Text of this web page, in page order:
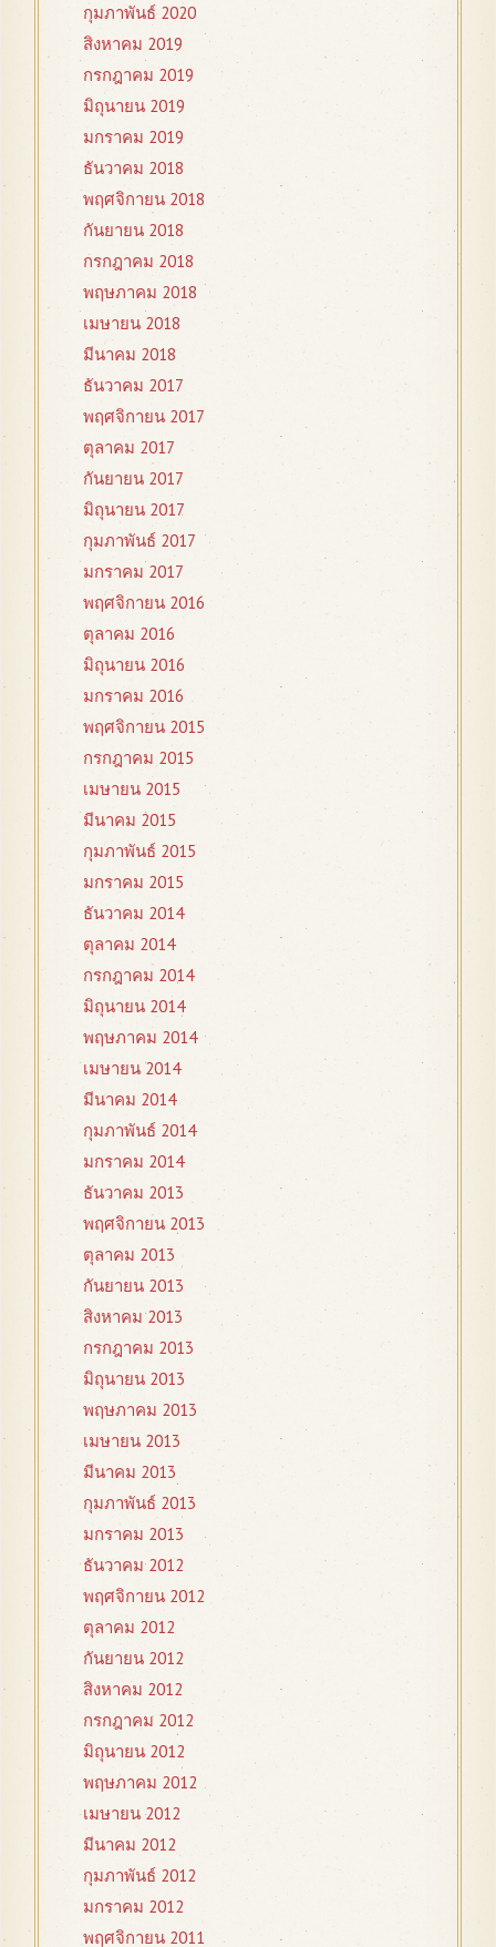
กุมภาพันธ์ 2020
สิงหาคม 2019
กรกฎาคม 2019
มิถุนายน 2019
มกราคม 2019
ธันวาคม 2018
พฤศจิกายน 2018
กันยายน 2018
กรกฎาคม 2018
พฤษภาคม 2018
เมษายน 2018
มีนาคม 2018
ธันวาคม 2017
พฤศจิกายน 2017
ตุลาคม 2017
กันยายน 2017
มิถุนายน 2017
กุมภาพันธ์ 2017
มกราคม 2017
พฤศจิกายน 2016
ตุลาคม 2016
มิถุนายน 2016
มกราคม 2016
พฤศจิกายน 2015
กรกฎาคม 2015
เมษายน 2015
มีนาคม 2015
กุมภาพันธ์ 2015
มกราคม 2015
ธันวาคม 2014
ตุลาคม 2014
กรกฎาคม 2014
มิถุนายน 2014
พฤษภาคม 2014
เมษายน 2014
มีนาคม 2014
กุมภาพันธ์ 2014
มกราคม 2014
ธันวาคม 2013
พฤศจิกายน 2013
ตุลาคม 2013
กันยายน 2013
สิงหาคม 2013
กรกฎาคม 2013
มิถุนายน 2013
พฤษภาคม 2013
เมษายน 2013
มีนาคม 2013
กุมภาพันธ์ 2013
มกราคม 2013
ธันวาคม 2012
พฤศจิกายน 2012
ตุลาคม 2012
กันยายน 2012
สิงหาคม 2012
กรกฎาคม 2012
มิถุนายน 2012
พฤษภาคม 2012
เมษายน 2012
มีนาคม 2012
กุมภาพันธ์ 2012
มกราคม 2012
พฤศจิกายน 2011